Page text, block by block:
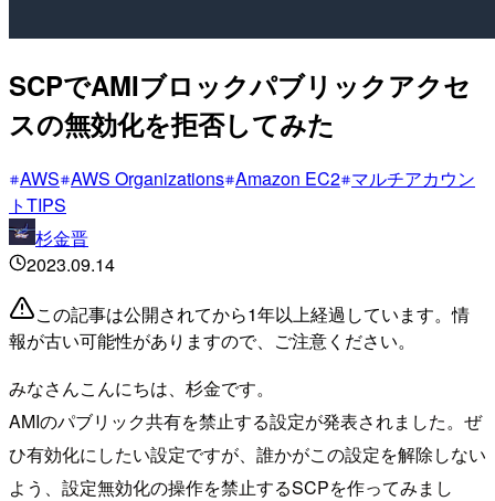
SCPでAMIブロックパブリックアクセ
スの無効化を拒否してみた
AWS AWS Organizations Amazon EC2 マルチアカウン
トTIPS
杉金晋
2023.09.14
この記事は公開されてから1年以上経過しています。情
報が古い可能性がありますので、ご注意ください。
みなさんこんにちは、杉金です。
AMIのパブリック共有を禁止する設定が発表されました。ぜ
ひ有効化にしたい設定ですが、誰かがこの設定を解除しない
よう、設定無効化の操作を禁止するSCPを作ってみまし